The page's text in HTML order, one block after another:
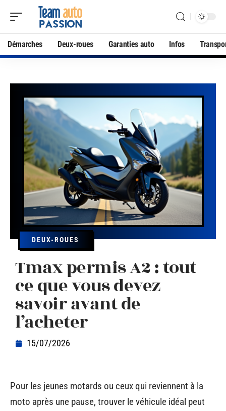
Démarches Deux-roues Garanties auto Infos
DEUX-ROUES
Tmax permis A2 : tout
ce que vous devez
savoir avant de
l’acheter
15/07/2026
Pour les jeunes motards ou ceux qui reviennent à la
moto après une pause, trouver le véhicule idéal peut